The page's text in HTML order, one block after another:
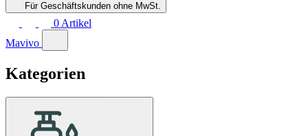
Für Geschäftskunden ohne MwSt.
0 Artikel
Mavivo
Kategorien